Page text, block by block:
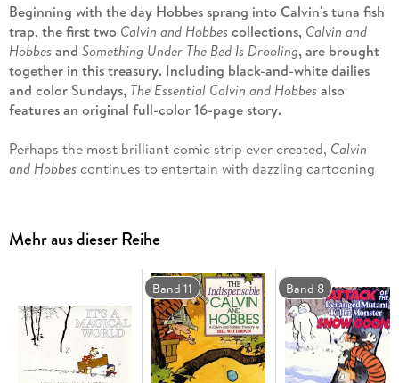
Beginning with the day Hobbes sprang into Calvin's tuna fish
trap, the first two Calvin and Hobbes collections, Calvin and
Hobbes and Something Under The Bed Is Drooling, are brought
together in this treasury. Including black-and-white dailies
and color Sundays, The Essential Calvin and Hobbes also
features an original full-color 16-page story.
Perhaps the most brilliant comic strip ever created, Calvin
and Hobbes continues to entertain with dazzling cartooning
richly imaginative adventures of Calvin and his trusty tiger,
Hobbes. Whether a poignant look at serious family issues or
a round of time-travel (with the aid of a well-labeled
cardboard box),Calvin and Hobbeswill astound and delight
you.
Mehr aus dieser Reihe
Band 11 Band 8